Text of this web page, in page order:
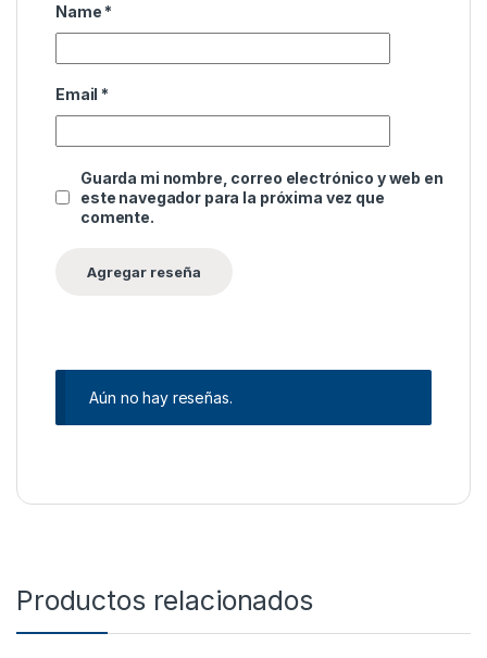
Name *
Email *
Guarda mi nombre, correo electrónico y web en
este navegador para la próxima vez que
comente.
Aún no hay reseñas.
Productos relacionados